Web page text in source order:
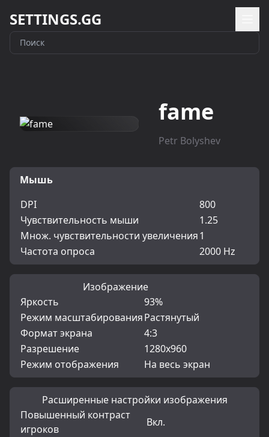
SETTINGS.GG
fame
Petr Bolyshev
Мышь
DPI
800
Чувствительность мыши
1.25
Множ. чувствительности увеличения1
Частота опроса
2000 Hz
Изображение
Яркость
93%
Режим масштабированияРастянутый
Формат экрана
4:3
Разрешение
1280x960
Режим отображения
На весь экран
Расширенные настройки изображения
Повышенный контраст
игроков
Вкл.